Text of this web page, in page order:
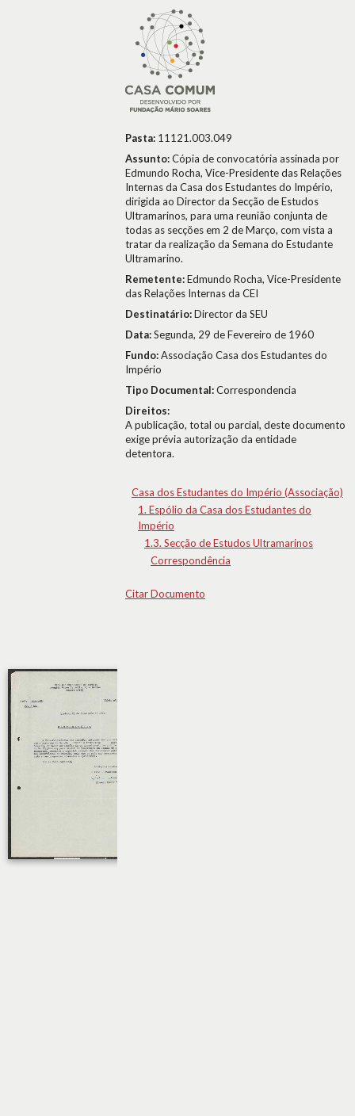
Pasta: 11121.003.049
Assunto:Cópia de convocatória assinada por
Edmundo Rocha, Vice-Presidente das Relações
Internas da Casa dos Estudantes do Império,
dirigida ao Director da Secção de Estudos
Ultramarinos, para uma reunião conjunta de
todas as secções em 2 de Março, com vista a
tratar da realização da Semana do Estudante
Ultramarino.
Remetente:Edmundo Rocha, Vice-Presidente
das Relações Internas da CEI
Destinatário:Director da SEU
Data:Segunda, 29 de Fevereiro de 1960
Fundo:Associação Casa dos Estudantes do
Império
Tipo Documental:Correspondencia
Direitos:
A publicação, total ou parcial, deste documento
exige prévia autorização da entidade
detentora.
Casa dos Estudantes do Império (Associação)
1. Espólio da Casa dos Estudantes do
Império
1.3. Secção de Estudos Ultramarinos
Correspondência
Citar Documento